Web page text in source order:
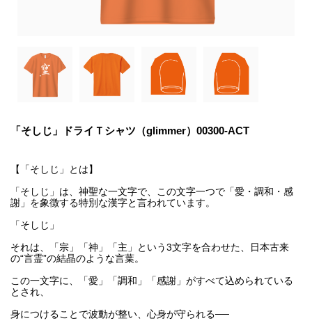
「そしじ」ドライＴシャツ（glimmer）00300-ACT
【「そしじ」とは】
「そしじ」は、神聖な一文字で、この文字一つで「愛・調和・感
謝」を象徴する特別な漢字と言われています。
「そしじ」
それは、「宗」「神」「主」という3文字を合わせた、日本古来
の“言霊”の結晶のような言葉。
この一文字に、「愛」「調和」「感謝」がすべて込められている
とされ、
身につけることで波動が整い、心身が守られる──